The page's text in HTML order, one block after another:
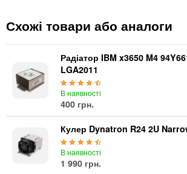
Схожі товари або аналоги
Радіатор IBM x3650 M4
LGA2011
В наявності
400 грн.
Кулер Dynatron R24 2U
В наявності
1 990 грн.